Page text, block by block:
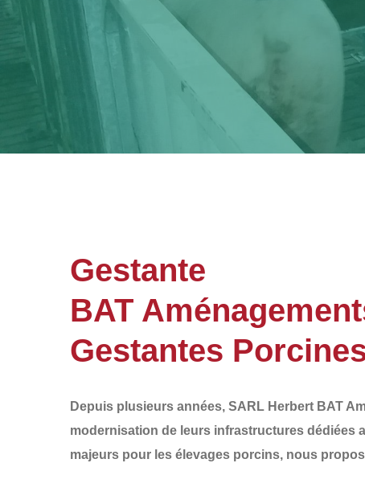
Gestante
BAT
Gestantes
Depuis plusieurs années, SARL Herbert BAT
modernisation de leurs infrastructures dédiées
majeurs pour les élevages porcins, nous